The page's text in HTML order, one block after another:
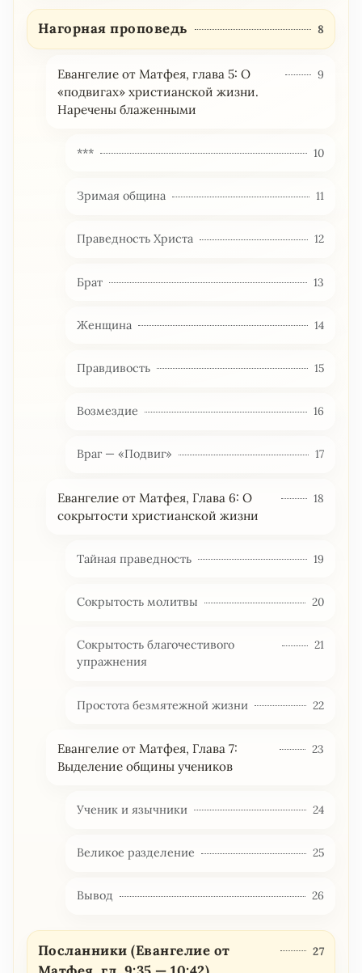
Нагорная проповедь 8
Евангелие от Матфея, глава 5: О
«подвигах» христианской жизни.
Наречены блаженными
9
*** 10
Зримая община 11
Праведность Христа 12
Брат 13
Женщина 14
Правдивость 15
Возмездие 16
Враг — «Подвиг» 17
Евангелие от Матфея, Глава 6: О
сокрытости христианской жизни
18
Тайная праведность 19
Сокрытость молитвы 20
Сокрытость благочестивого
упражнения
21
Простота безмятежной жизни 22
Евангелие от Матфея, Глава 7:
Выделение общины учеников
23
Ученик и язычники 24
Великое разделение 25
Вывод 26
Посланники (Евангелие от
27